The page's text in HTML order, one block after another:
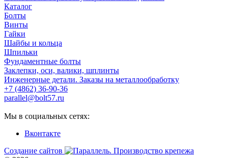
Каталог
Болты
Винты
Гайки
Шайбы и кольца
Шпильки
Фундаментные болты
Заклепки, оси, валики, шплинты
Инженерные детали. Заказы на металлообработку
+7 (4862) 36-90-36
parallel@bolt57.ru
Мы в социальных сетях:
Вконтакте
Создание сайтов